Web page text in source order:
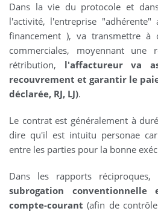
Dans la vie du protocole et
l'activité, l'entreprise
financement ), va transmettre à
commerciales, moyennant une
rétribution, l'affactureur va
recouvrement et garantir le
déclarée, RJ, LJ).
Le contrat est généralement à
dire qu'il est intuitu personae
entre les parties pour la bonne
Dans les rapports
subrogation
compte-courant (afin de